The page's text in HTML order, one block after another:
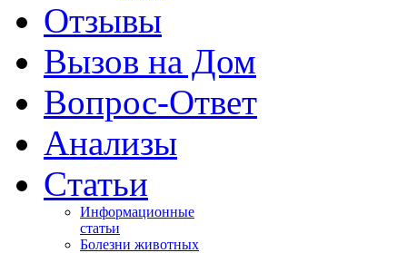
Отзывы
Вызов на Дом
Вопрос-Ответ
Анализы
Cтатьи
Информационные
статьи
Болезни животных